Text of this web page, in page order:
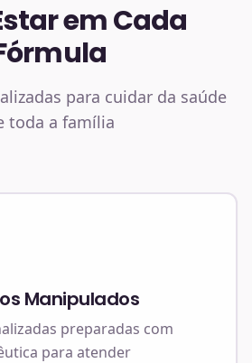
em Cada
para cuidar da saúde
toda a família
Manipulados
preparadas com
para atender